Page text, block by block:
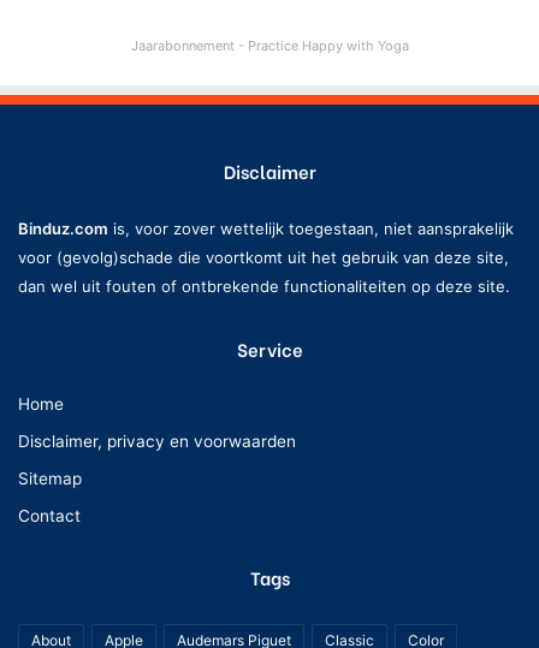
Jaarabonnement - Practice Happy with Yoga
Disclaimer
Binduz.com is, voor zover wettelijk toegestaan, niet aansprakelijk
voor (gevolg)schade die voortkomt uit het gebruik van deze site,
dan wel uit fouten of ontbrekende functionaliteiten op deze site.
Service
Home
Disclaimer, privacy en voorwaarden
Sitemap
Contact
Tags
About Apple Audemars Piguet Classic Color